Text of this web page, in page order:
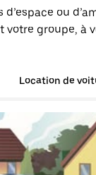
d’espace ou
votre groupe, à
Location de